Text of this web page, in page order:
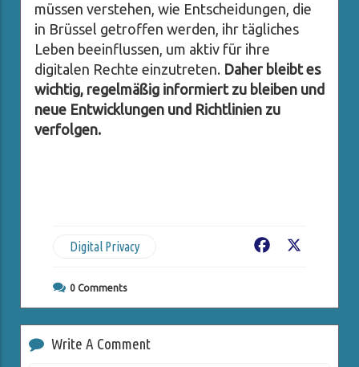
müssen verstehen, wie Entscheidungen, die
in Brüssel getroffen werden, ihr tägliches
Leben beeinflussen, um aktiv für ihre
digitalen Rechte einzutreten. Daher bleibt es
wichtig, regelmäßig informiert zu bleiben und
neue Entwicklungen und Richtlinien zu
verfolgen.
Digital Privacy Facebook
0 Comments
Write A Comment